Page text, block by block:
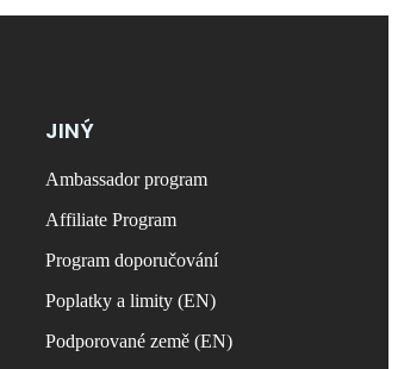
JINÝ
Ambassador program
Affiliate Program
Program doporučování
Poplatky a limity (EN)
Podporované země (EN)